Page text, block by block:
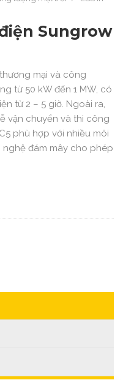
Sungrow
mại và công
từ 50 kW đến 1 MW, có
từ 2 – 5 giờ. Ngoài ra,
vận chuyển và thi công
phù hợp với nhiều môi
đám mây cho phép